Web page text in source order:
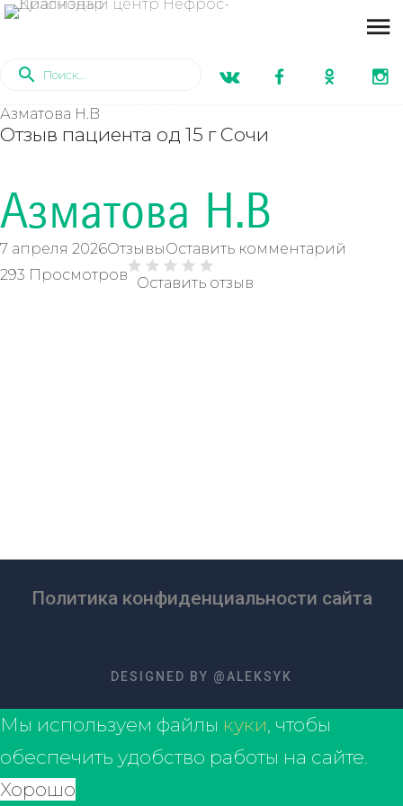
Азматова Н.В
Отзыв пациента од 15 г Сочи
Азматова Н.В
7 апреля 2026ОтзывыОставить комментарий
293 Просмотров
Оставить отзыв
Политика конфиденциальности сайта
DESIGNED BY @ALEKSYK
Мы используем файлы куки, чтобы
обеспечить удобство работы на сайте.
Хорошо